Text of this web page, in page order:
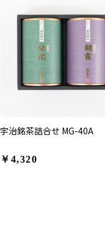
宇治銘茶詰合せ MG-40A
￥4,320